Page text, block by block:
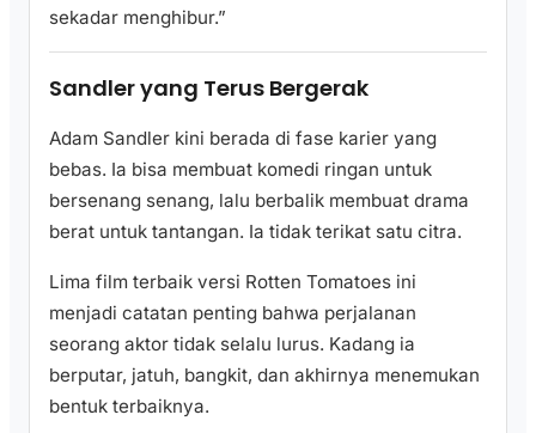
sekadar menghibur.”
Sandler yang Terus Bergerak
Adam Sandler kini berada di fase karier yang
bebas. Ia bisa membuat komedi ringan untuk
bersenang senang, lalu berbalik membuat drama
berat untuk tantangan. Ia tidak terikat satu citra.
Lima film terbaik versi Rotten Tomatoes ini
menjadi catatan penting bahwa perjalanan
seorang aktor tidak selalu lurus. Kadang ia
berputar, jatuh, bangkit, dan akhirnya menemukan
bentuk terbaiknya.